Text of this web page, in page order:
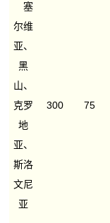
塞
尔维
亚、
黑
山、
克罗
地
亚、
斯洛
文尼
亚
300 75